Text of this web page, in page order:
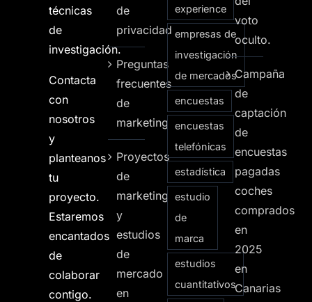
técnicas
de
investigación.
Contacta
con
nosotros
y
planteanos
tu
proyecto.
Estaremos
encantados
de
colaborar
contigo.
de
privacidad
Preguntas
frecuentes
de
marketing
Proyectos
de
marketing
y
estudios
de
mercado
en
experience
empresas de
investigación
de mercados
encuestas
encuestas
telefónicas
estadística
estudio
de
marca
estudios
cuantitativos
voto
oculto.
Campaña
de
captación
de
encuestas
pagadas
coches
comprados
en
2025
en
Canarias